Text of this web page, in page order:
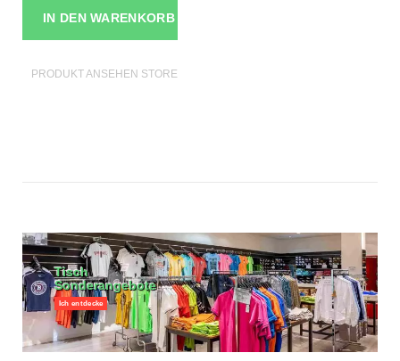
IN DEN WARENKORB
PRODUKT ANSEHEN STORE MÖBEL
Tisch
Sonderangebote
Ich entdecke